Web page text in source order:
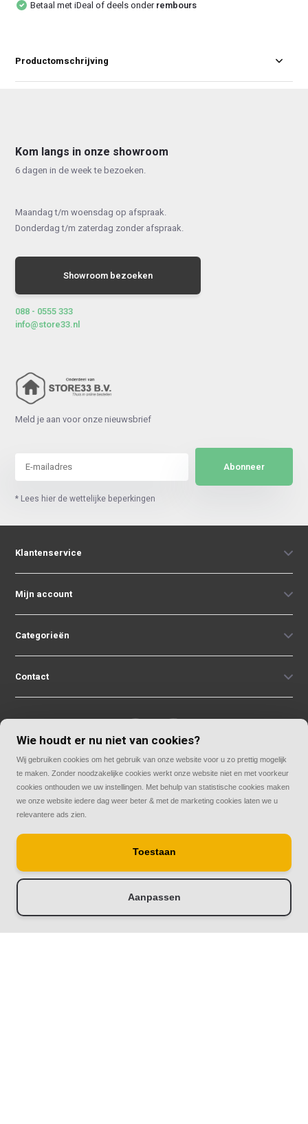
-
Betaal met iDeal of deels onderrembours
Productomschrijving
Kom langs in onze showroom
6 dagen in de week te bezoeken.
Maandag t/m woensdag op afspraak.
Donderdag t/m zaterdag zonder afspraak.
Showroom bezoeken
088 - 0555 333
info@store33.nl
Meld je aan voor onze nieuwsbrief
Abonneer
* Lees hier de wettelijke beperkingen
Klantenservice
Mijn account
Categorieën
Contact
© Copyright 2026
Rolluiken33 | Thuis in rolluiken
Wie houdt er nu niet van cookies?
Wij gebruiken cookies om het gebruik van onze website voor u zo prettig mogelijk
te maken. Zonder noodzakelijke cookies werkt onze website niet en met voorkeur
cookies onthouden we uw instellingen. Met behulp van statistische cookies maken
we onze website iedere dag weer beter & met de marketing cookies laten we u
relevantere ads zien.
Toestaan
Aanpassen